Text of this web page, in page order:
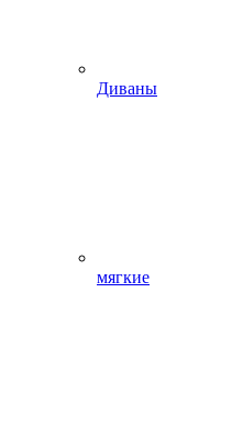
Диваны
мягкие